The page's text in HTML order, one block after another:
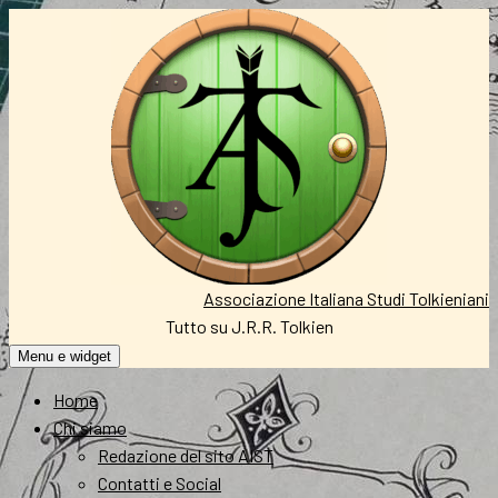
contenuto
Associazione Italiana Studi Tolkieniani
Tutto su J.R.R. Tolkien
Menu e widget
Home
Chi siamo
Redazione del sito AIST
Contatti e Social